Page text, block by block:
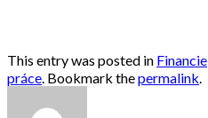
This entry was posted in Financie
práce . Bookmark thepermalink